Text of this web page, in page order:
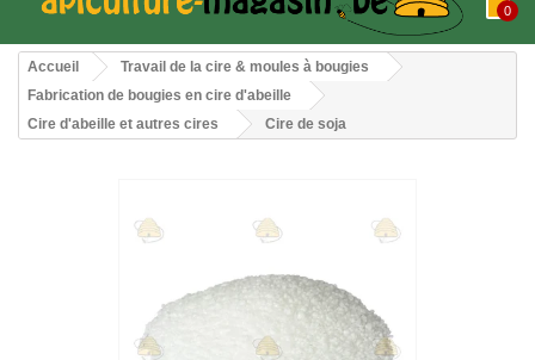
0
Accueil
Travail de la cire & moules à bougies
Fabrication de bougies en cire d'abeille
Cire d'abeille et autres cires
Cire de soja